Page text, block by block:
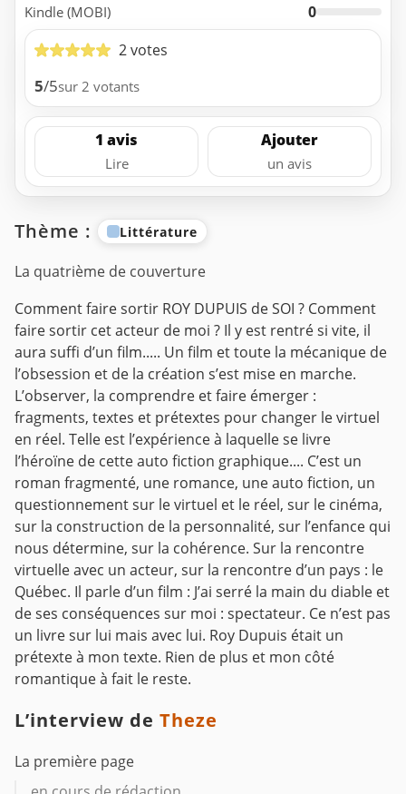
Kindle (MOBI)
0
2 votes
5/5sur 2 votants
1 avis
Lire
Ajouter
un avis
Thème : Littérature
La quatrième de couverture
Comment faire sortir ROY DUPUIS de SOI ? Comment
faire sortir cet acteur de moi ? Il y est rentré si vite, il
aura suffi d’un film..... Un film et toute la mécanique de
l’obsession et de la création s’est mise en marche.
L’observer, la comprendre et faire émerger :
fragments, textes et prétextes pour changer le virtuel
en réel. Telle est l’expérience à laquelle se livre
l’héroïne de cette auto fiction graphique.... C’est un
roman fragmenté, une romance, une auto fiction, un
questionnement sur le virtuel et le réel, sur le cinéma,
sur la construction de la personnalité, sur l’enfance qui
nous détermine, sur la cohérence. Sur la rencontre
virtuelle avec un acteur, sur la rencontre d’un pays : le
Québec. Il parle d’un film : J’ai serré la main du diable et
de ses conséquences sur moi : spectateur. Ce n’est pas
un livre sur lui mais avec lui. Roy Dupuis était un
prétexte à mon texte. Rien de plus et mon côté
romantique à fait le reste.
L’interview de Theze
La première page